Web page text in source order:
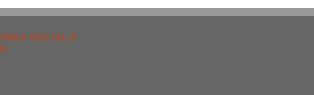
SOCIAL E